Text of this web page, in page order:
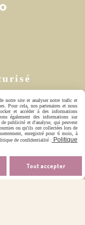
notre site et analyser notre trafic et
Pour cela, nos partenaires et nous
et accéder à des informations
également des informations sur
publicité et d'analyse, qui peuvent
ou qu'ils ont collectées lors de
enregistré pour 6 mois, à
de confidentialité : Politique
Tout accepter